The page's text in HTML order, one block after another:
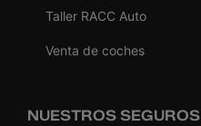
Taller RACC Auto
Venta de coches
NUESTROS SEGUROS